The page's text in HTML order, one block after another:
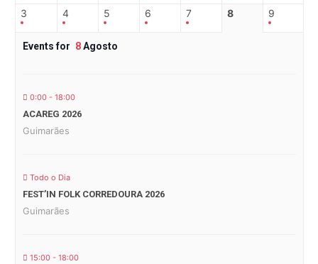
3 4 5 6 7 8 9
Events for 8Agosto
0:00 - 18:00
ACAREG 2026
Guimarães
Todo o Dia
FEST’IN FOLK CORREDOURA 2026
Guimarães
15:00 - 18:00